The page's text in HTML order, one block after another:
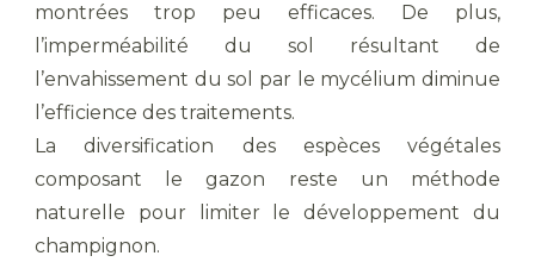
montrées trop peu efficaces. De plus,
l’imperméabilité du sol résultant de
l’envahissement du sol par le mycélium diminue
l’efficience des traitements.
La diversification des espèces végétales
composant le gazon reste un méthode
naturelle pour limiter le développement du
champignon.